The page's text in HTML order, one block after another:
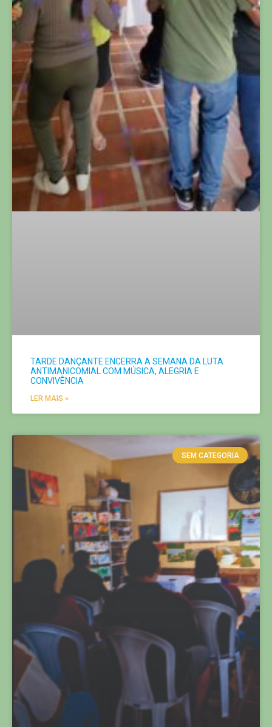
TARDE DANÇANTE ENCERRA A SEMANA DA LUTA
ANTIMANICOMIAL COM MÚSICA, ALEGRIA E
CONVIVÊNCIA
LER MAIS »
SEM CATEGORIA